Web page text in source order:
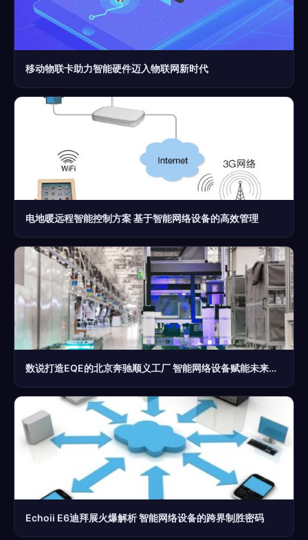
移动物联卡助力智能硬件迈入物联网新时代
电地暖远程智能控制方案 基于智能网络设备的高效管理
数说打造EQE的北京奔驰顺义工厂 智能网络设备赋能未来制造
Echoii E6迪拜展火爆解析 智能网络设备的跨界制胜密码